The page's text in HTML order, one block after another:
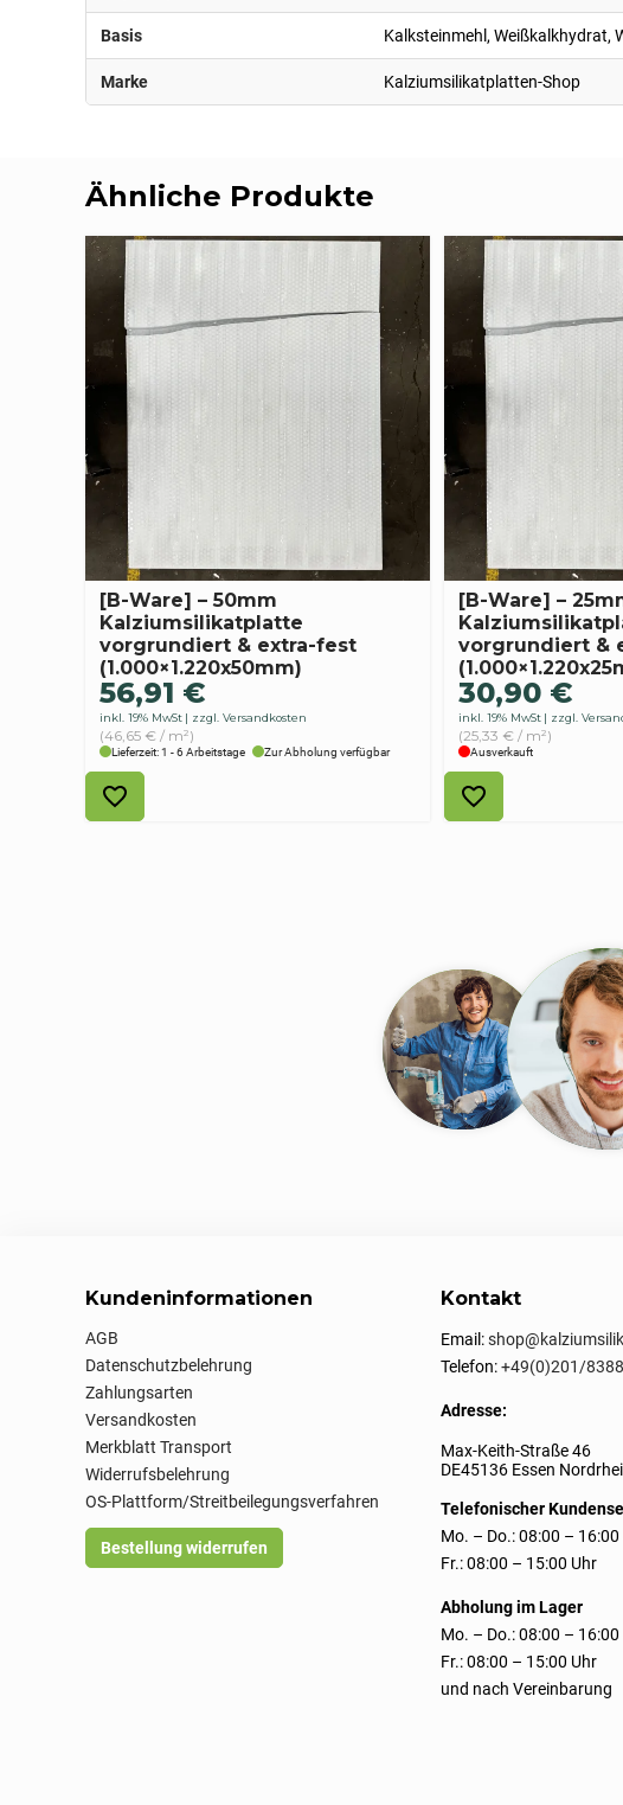
Basis Kalksteinmehl, Weißkalkhydrat,
Marke Kalziumsilikatplatten-Shop
Ähnliche Produkte
[B-Ware] – 50mm
Kalziumsilikatplatte
vorgrundiert & extra-fest
(1.000×1.220x50mm)
56,91 €
inkl. 19% MwSt zzgl. Versandkosten
(46,65 € / m²)
Lieferzeit: 1 - 6 Arbeitstage Zur Abholung verfügbar
[B-Ware] –
vorgrundiert &
30,90 €
inkl. 19% MwSt zzgl.
(25,33 € / m²)
Ausverkauft
Kundeninformationen
AGB
Datenschutzbelehrung
Zahlungsarten
Versandkosten
Merkblatt Transport
Widerrufsbelehrung
OS-Plattform/Streitbeilegungsverfahren
Bestellung widerrufen
Kontakt
Email:
Telefon:+49(0)201/
Adresse:
Max-Keith-Straße 46
DE45136 Essen
Telefonischer
Mo. – Do.: 08:00 – 16:00
Fr.: 08:00 – 15:00 Uhr
Abholung im Lager
Mo. – Do.: 08:00 – 16:00
Fr.: 08:00 – 15:00 Uhr
und nach Vereinbarung